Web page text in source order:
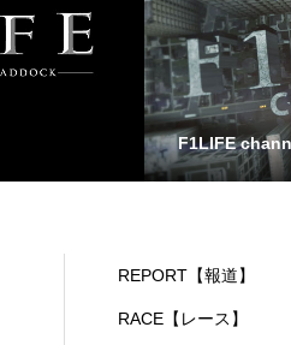
F1LIFE
REPORT【報道】
RACE【レース】